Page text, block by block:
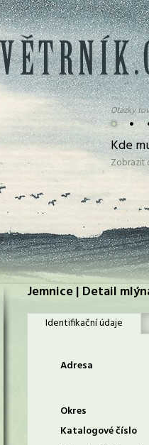
• •
Otázky
Kde
Jemnice | Detail
Identifikační údaje
Adresa
Okres
Katalogové číslo